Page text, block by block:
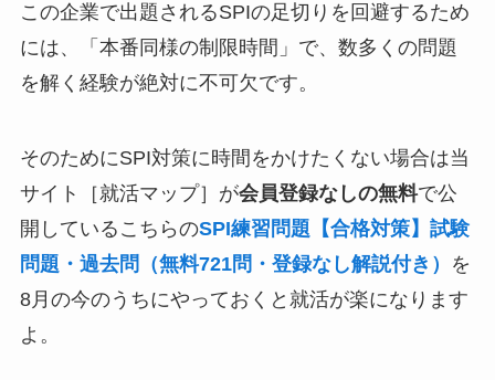
この企業で出題されるSPIの足切りを回避するため
には、「本番同様の制限時間」で、数多くの問題
を解く経験が絶対に不可欠です。
そのためにSPI対策に時間をかけたくない場合は当
サイト［就活マップ］が会員登録なしの無料で公
開しているこちらのSPI練習問題【合格対策】試験
問題・過去問（無料721問・登録なし解説付き）
を
8月の今のうちにやっておくと就活が楽になります
よ。